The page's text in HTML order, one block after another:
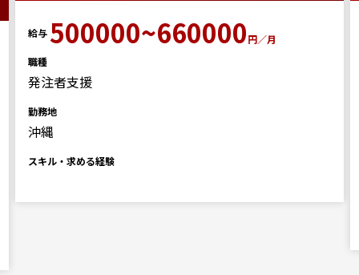
給与 500000~660000円／月
職種
発注者支援
勤務地
沖縄
スキル・求める経験